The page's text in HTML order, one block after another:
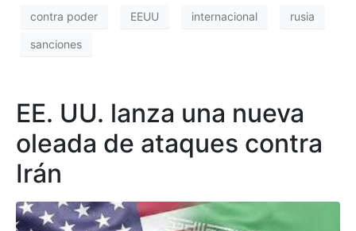
contra poder EEUU internacional rusia
sanciones
EE. UU. lanza una nueva
oleada de ataques contra
Irán